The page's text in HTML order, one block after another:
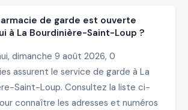
de garde est ouverte
à La Bourdinière-Saint-Loup ?
dimanche 9 août 2026, 0
assurent le service de garde à La
Saint-Loup. Consultez la liste ci-
connaître les adresses et numéros